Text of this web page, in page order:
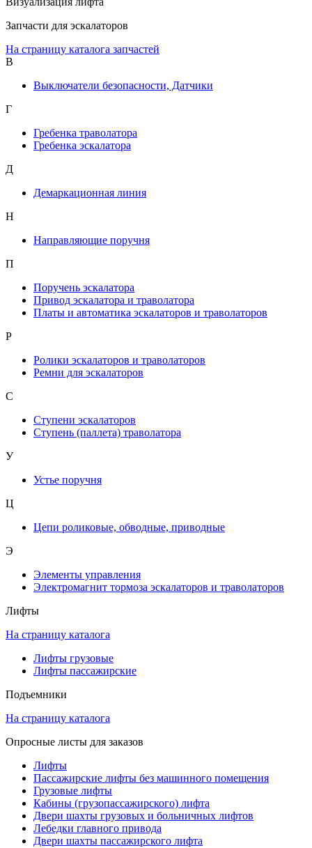
Запчасти для эскалаторов
На страницу каталога запчастей
В
Выключатели безопасности, Датчики
Г
Гребенка траволатора
Гребенка эскалатора
Д
Демаркационная линия
Н
Направляющие поручня
П
Поручень эскалатора
Привод эскалатора и траволатора
Платы и автоматика эскалаторов и траволаторов
Р
Ролики эскалаторов и траволаторов
Ремни для эскалаторов
С
Ступени эскалаторов
Ступень (паллета) траволатора
У
Устье поручня
Ц
Цепи роликовые, обводные, приводные
Э
Элементы управления
Электромагнит тормоза эскалаторов и траволаторов
Лифты
На страницу каталога
Лифты грузовые
Лифты пассажирские
Подъемники
На страницу каталога
Опросные листы для заказов
Лифты
Пассажирские лифты без машинного помещения
Грузовые лифты
Кабины (грузопассажирского) лифта
Двери шахты грузовых и больничных лифтов
Лебедки главного привода
Двери шахты пассажирского лифта